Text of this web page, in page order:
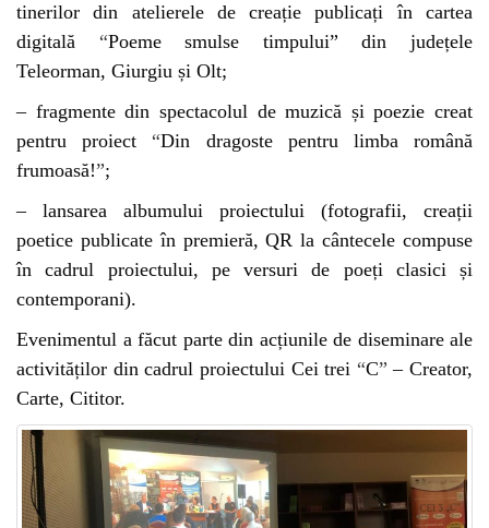
tinerilor din atelierele de creație publicați în cartea
digitală “Poeme smulse timpului” din județele
Teleorman, Giurgiu și Olt;
– fragmente din spectacolul de muzică și poezie creat
pentru proiect “Din dragoste pentru limba română
frumoasă!”;
– lansarea albumului proiectului (fotografii, creații
poetice publicate în premieră, QR la cântecele compuse
în cadrul proiectului, pe versuri de poeți clasici și
contemporani).
Evenimentul a făcut parte din acțiunile de diseminare ale
activităților din cadrul proiectului Cei trei “C” – Creator,
Carte, Cititor.